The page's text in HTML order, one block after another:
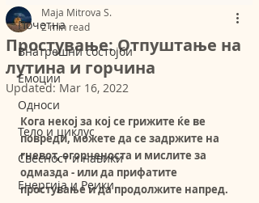
Почетна
Внатрешни состојби
Емоции
Односи
Тело и циклус
Свесност и навики
Енергија и Реики
Простување: Отпуштање на
лутина и горчина
Maja Mitrova S.
2 min read
Updated:Mar 16, 2022
Кога некој за кој се грижите ќе ве
повреди, можете да се задржите на
гневот, огорченоста и мислите за
одмазда - или да прифатите
простување и да продолжите напред.